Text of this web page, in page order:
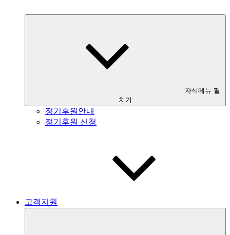
자식메뉴 펼
치기
정기후원안내
정기후원 신청
고객지원